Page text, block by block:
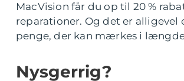
MacVision får du op til 20 %
reparationer. Og det er
penge, der kan mærkes i
Nysgerrig?